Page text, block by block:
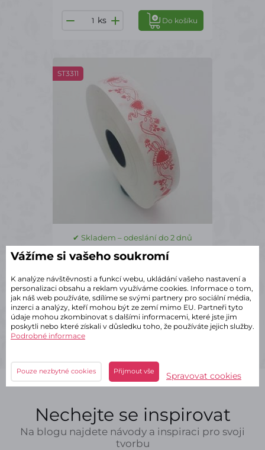
ks Do košíku
ST3311
✔ Skladem – odeslání do 2 dnů
Stuha valentýn 2 3/100
ks Do košíku
Nechejte se inspirovat
Na blogu najdete návody a inspiraci pro svoji
tvorbu
Vážíme si vašeho soukromí
K analýze návštěvnosti a funkcí webu, ukládání vašeho nastavení a
personalizaci obsahu a reklam využíváme cookies. Informace o tom,
jak náš web používáte, sdílíme se svými partnery pro sociální média,
inzerci a analýzy, kteří mohou být ze zemí mimo EU. Partneři tyto
údaje mohou zkombinovat s dalšími informacemi, které jste jim
poskytli nebo které získali v důsledku toho, že používáte jejich služby.
Podrobné informace
Pouze nezbytné cookies Přijmout vše Spravovat cookies